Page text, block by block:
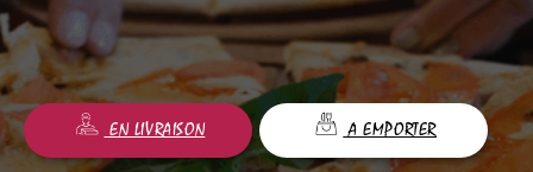
VOTRE COMPTE
NOTRE RESTAURANT
VOS AVISEN LIVRAISON A EMPORTER